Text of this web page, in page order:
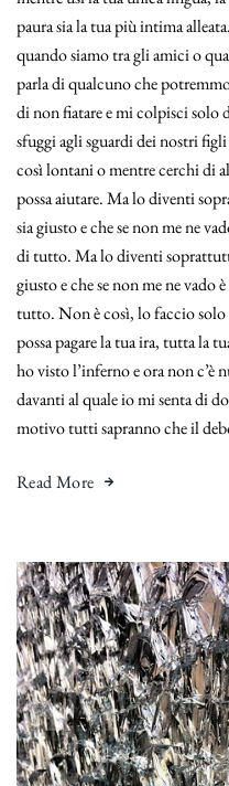
paura sia la tua più intima
quando siamo tra gli amici o
parla di qualcuno che
di non fiatare e mi colpisci solo
sfuggi agli sguardi dei nostri
così lontani o mentre cerchi di
possa aiutare. Ma lo diventi
sia giusto e che se non me ne
di tutto. Ma lo diventi
giusto e che se non me ne
tutto. Non è così, lo faccio solo
possa pagare la tua ira, tutta la
ho visto l’inferno e ora non c’è
davanti al quale io mi senta di
motivo tutti sapranno che il
Read More